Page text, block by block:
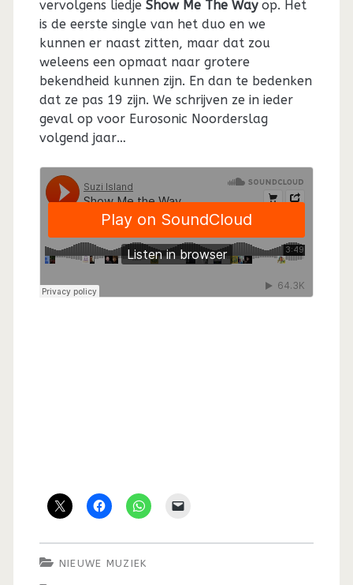
vervolgens liedje Show Me The Wayop. Het
is de eerste single van het duo en we
kunnen er naast zitten, maar dat zou
weleens een opmaat naar grotere
bekendheid kunnen zijn. En dan te bedenken
dat ze pas 19 zijn. We schrijven ze in ieder
geval op voor Eurosonic Noorderslag
volgend jaar…
NIEUWE MUZIEK